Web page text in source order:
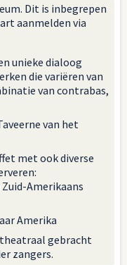
Dit is inbegrepen
aanmelden via
unieke dialoog
die variëren van
van contrabas,
van het
met ook diverse
Amerikaans
Amerika
theatraal gebracht
zangers.